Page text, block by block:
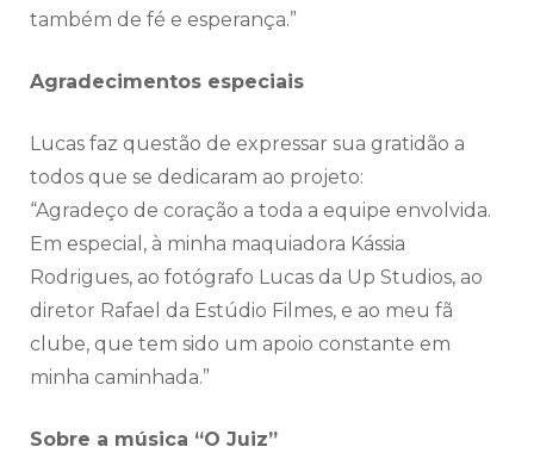
também de fé e esperança.”
Agradecimentos especiais
Lucas faz questão de expressar sua gratidão a
todos que se dedicaram ao projeto:
“Agradeço de coração a toda a equipe envolvida.
Em especial, à minha maquiadora Kássia
Rodrigues, ao fotógrafo Lucas da Up Studios, ao
diretor Rafael da Estúdio Filmes, e ao meu fã
clube, que tem sido um apoio constante em
minha caminhada.”
Sobre a música “O Juiz”